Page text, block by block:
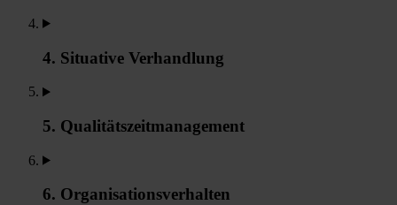
4. Situative Verhandlung
5. Qualitätszeitmanagement
6. Organisationsverhalten